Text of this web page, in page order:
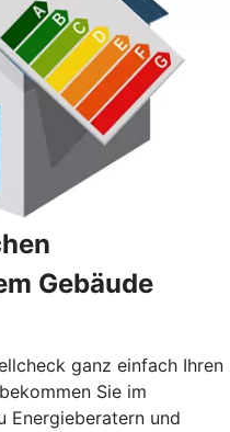
Gebäude
ganz einfach Ihren
Sie im
Energieberatern und